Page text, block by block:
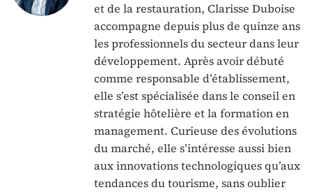
et de la restauration, Clarisse Duboise
accompagne depuis plus de quinze ans
les professionnels du secteur dans leur
développement. Après avoir débuté
comme responsable d’établissement,
elle s’est spécialisée dans le conseil en
stratégie hôtelière et la formation en
management. Curieuse des évolutions
du marché, elle s’intéresse aussi bien
aux innovations technologiques qu’aux
tendances du tourisme, sans oublier